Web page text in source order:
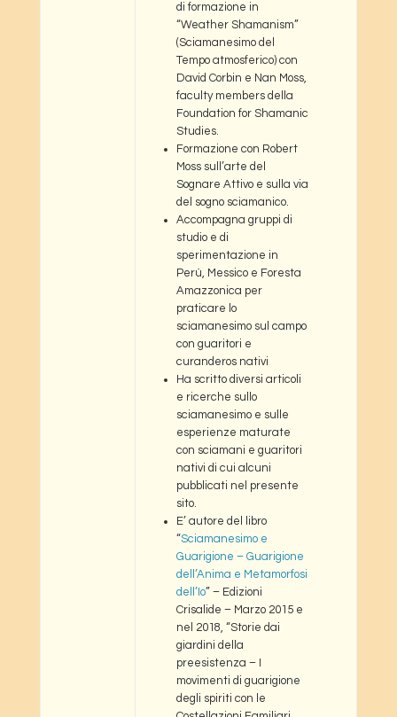
di formazione in
“Weather Shamanism”
(Sciamanesimo del
Tempo atmosferico) con
David Corbin e Nan Moss,
faculty members della
Foundation for Shamanic
Studies.
Formazione con Robert
Moss sull’arte del
Sognare Attivo e sulla via
del sogno sciamanico.
Accompagna gruppi di
studio e di
sperimentazione in
Perù, Messico e Foresta
Amazzonica per
praticare lo
sciamanesimo sul campo
con guaritori e
curanderos nativi
Ha scritto diversi articoli
e ricerche sullo
sciamanesimo e sulle
esperienze maturate
con sciamani e guaritori
nativi di cui alcuni
pubblicati nel presente
sito.
E’ autore del libro
“Sciamanesimo e
Guarigione – Guarigione
dell’Anima e Metamorfosi
dell’Io” – Edizioni
Crisalide – Marzo 2015 e
nel 2018, “Storie dai
giardini della
preesistenza – I
movimenti di guarigione
degli spiriti con le